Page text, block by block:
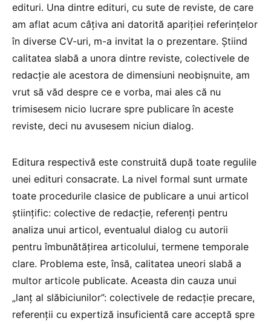
edituri. Una dintre edituri, cu sute de reviste, de care
am aflat acum câțiva ani datorită apariției referințelor
în diverse CV-uri, m-a invitat la o prezentare. Știind
calitatea slabă a unora dintre reviste, colectivele de
redacție ale acestora de dimensiuni neobișnuite, am
vrut să văd despre ce e vorba, mai ales că nu
trimisesem nicio lucrare spre publicare în aceste
reviste, deci nu avusesem niciun dialog.
Editura respectivă este construită după toate regulile
unei edituri consacrate. La nivel formal sunt urmate
toate procedurile clasice de publicare a unui articol
științific: colective de redacție, referenți pentru
analiza unui articol, eventualul dialog cu autorii
pentru îmbunătățirea articolului, termene temporale
clare. Problema este, însă, calitatea uneori slabă a
multor articole publicate. Aceasta din cauza unui
„lanț al slăbiciunilor”: colectivele de redacție precare,
referenții cu expertiză insuficientă care acceptă spre